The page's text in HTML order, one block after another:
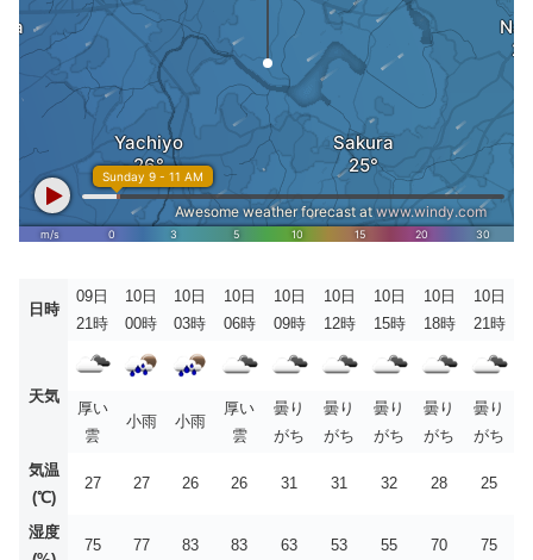
日時
09日
21時
10日
00時
10日
03時
10日
06時
10日
09時
10日
12時
10日
15時
10日
18時
10日
21時
天気
厚い
雲
小雨 小雨
厚い
雲
曇り
がち
曇り
がち
曇り
がち
曇り
がち
曇り
がち
気温
(℃)
27 27 26 26 31 31 32 28 25
湿度
75 77 83 83 63 53 55 70 75